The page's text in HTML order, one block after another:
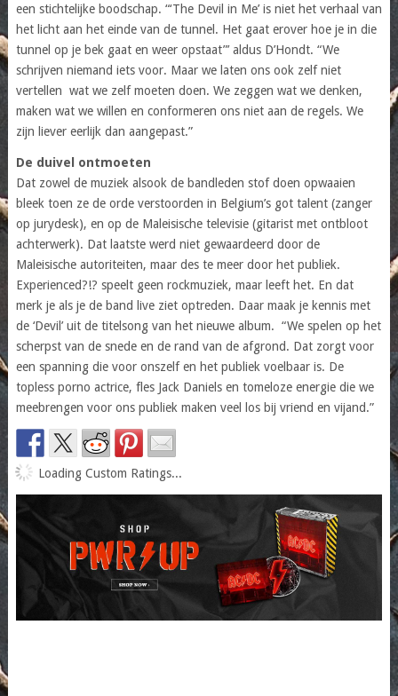
een stichtelijke boodschap. “‘The Devil in Me’ is niet het verhaal van
het licht aan het einde van de tunnel. Het gaat erover hoe je in die
tunnel op je bek gaat en weer opstaat”’ aldus D’Hondt. “We
schrijven niemand iets voor. Maar we laten ons ook zelf niet
vertellen wat we zelf moeten doen. We zeggen wat we denken,
maken wat we willen en conformeren ons niet aan de regels. We
zijn liever eerlijk dan aangepast.”
De duivel ontmoeten
Dat zowel de muziek alsook de bandleden stof doen opwaaien
bleek toen ze de orde verstoorden in Belgium’s got talent (zanger
op jurydesk), en op de Maleisische televisie (gitarist met ontbloot
achterwerk). Dat laatste werd niet gewaardeerd door de
Maleisische autoriteiten, maar des te meer door het publiek.
Experienced?!? speelt geen rockmuziek, maar leeft het. En dat
merk je als je de band live ziet optreden. Daar maak je kennis met
de ‘Devil’ uit de titelsong van het nieuwe album. “We spelen op het
scherpst van de snede en de rand van de afgrond. Dat zorgt voor
een spanning die voor onszelf en het publiek voelbaar is. De
topless porno actrice, fles Jack Daniels en tomeloze energie die we
meebrengen voor ons publiek maken veel los bij vriend en vijand.”
Loading Custom Ratings...